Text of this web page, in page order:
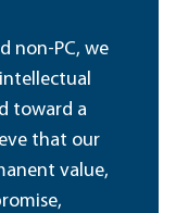
non-PC, we
toward a
that our
value,